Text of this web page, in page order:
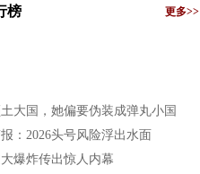
榜 更多>>
大国，她偏要伪装成弹丸小国
：2026头号风险浮出水面
爆炸传出惊人内幕